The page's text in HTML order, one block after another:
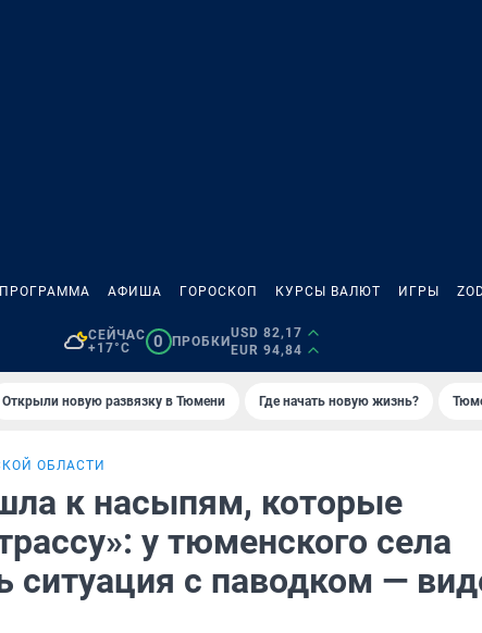
АФИША ГОРОСКОП КУРСЫ ВАЛЮТ ИГРЫ
СЕЙЧАС
+17°C
0 ПРОБКИ
USD 82,17
EUR 94,84
Открыли новую развязку в Тюмени Где начать новую жизнь?
ОБЛАСТИ
к насыпям, которые
у тюменского села
ситуация с паводком —